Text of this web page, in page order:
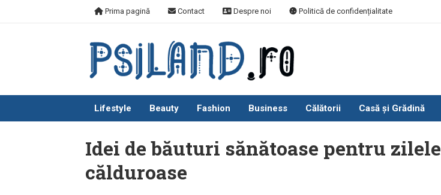
Prima pagină Contact Despre noi Politică de confidențialitate
Lifestyle Beauty Fashion Business Călătorii Casă și Grădină
Idei de băuturi sănătoase pentru zilele
călduroase